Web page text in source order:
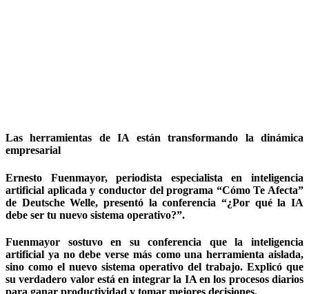
Las herramientas de IA están transformando la dinámica
empresarial
Ernesto Fuenmayor, periodista especialista en inteligencia
artificial aplicada y conductor del programa “Cómo Te Afecta”
de Deutsche Welle, presentó la conferencia “¿Por qué la IA
debe ser tu nuevo sistema operativo?”.
Fuenmayor sostuvo en su conferencia que la inteligencia
artificial ya no debe verse más como una herramienta aislada,
sino como el nuevo sistema operativo del trabajo. Explicó que
su verdadero valor está en integrar la IA en los procesos diarios
para ganar productividad y tomar mejores decisiones.